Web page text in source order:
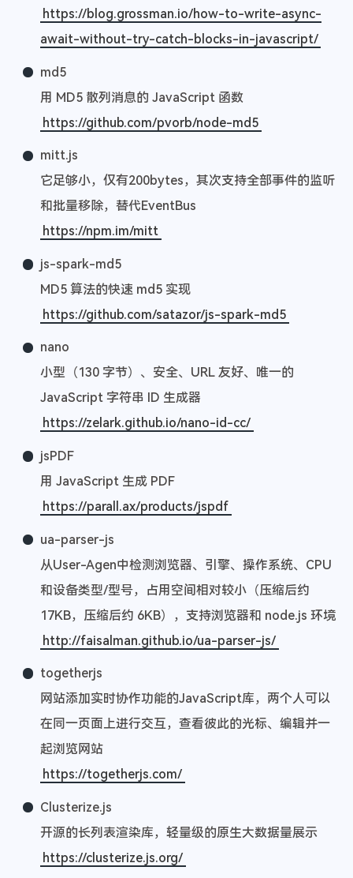
https://blog.grossman.io/how-to-write-async-
await-without-try-catch-blocks-in-javascript/
md5
用 MD5 散列消息的 JavaScript 函数
https://github.com/pvorb/node-md5
mitt.js
它足够小，仅有200bytes，其次支持全部事件的监听
和批量移除，替代EventBus
https://npm.im/mitt
js-spark-md5
MD5 算法的快速 md5 实现
https://github.com/satazor/js-spark-md5
nano
小型（130 字节）、安全、URL 友好、唯一的
JavaScript 字符串 ID 生成器
https://zelark.github.io/nano-id-cc/
jsPDF
用 JavaScript 生成 PDF
https://parall.ax/products/jspdf
ua-parser-js
从User-Agen中检测浏览器、引擎、操作系统、CPU
和设备类型/型号，占用空间相对较小（压缩后约
17KB，压缩后约 6KB），支持浏览器和 node.js 环境
http://faisalman.github.io/ua-parser-js/
togetherjs
网站添加实时协作功能的JavaScript库，两个人可以
在同一页面上进行交互，查看彼此的光标、编辑并一
起浏览网站
https://togetherjs.com/
Clusterize.js
开源的长列表渲染库，轻量级的原生大数据量展示
https://clusterize.js.org/